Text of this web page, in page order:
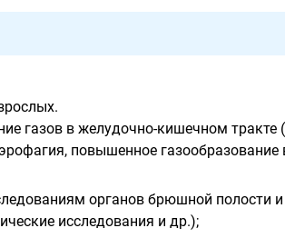
газов в желудочно-кишечном
повышенное газообразование
органов брюшной полости
исследования и др.);